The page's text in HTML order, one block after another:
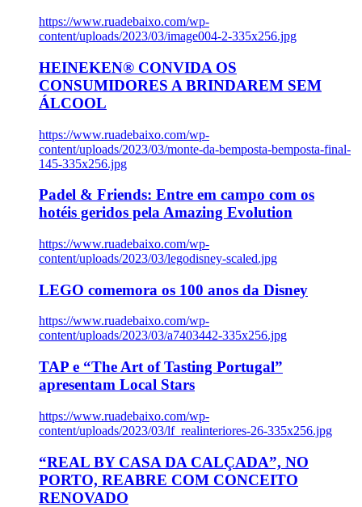
https://www.ruadebaixo.com/wp-
content/uploads/2023/03/image004-2-335x256.jpg
HEINEKEN® CONVIDA OS
CONSUMIDORES A BRINDAREM SEM
ÁLCOOL
https://www.ruadebaixo.com/wp-
content/uploads/2023/03/monte-da-bemposta-bemposta-final-
145-335x256.jpg
Padel & Friends: Entre em campo com os
hotéis geridos pela Amazing Evolution
https://www.ruadebaixo.com/wp-
content/uploads/2023/03/legodisney-scaled.jpg
LEGO comemora os 100 anos da Disney
https://www.ruadebaixo.com/wp-
content/uploads/2023/03/a7403442-335x256.jpg
TAP e “The Art of Tasting Portugal”
apresentam Local Stars
https://www.ruadebaixo.com/wp-
content/uploads/2023/03/lf_realinteriores-26-335x256.jpg
“REAL BY CASA DA CALÇADA”, NO
PORTO, REABRE COM CONCEITO
RENOVADO